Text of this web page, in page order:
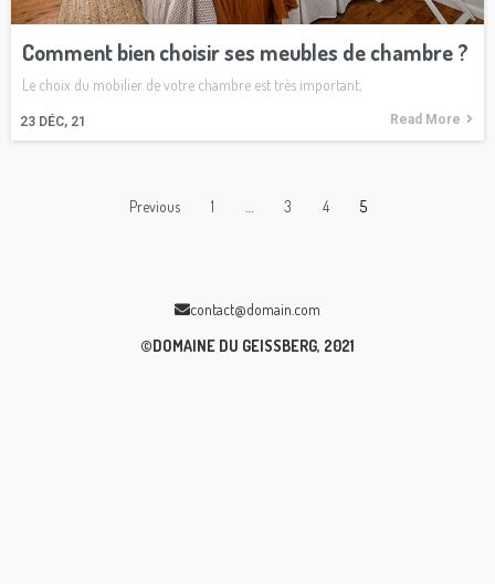
Comment bien choisir ses meubles de chambre ?
23 DÉC, 21
Le choix du mobilier de votre chambre est très important,
Read More
Previous 1 3 4 5
contact@domain.com
©DOMAINE DU GEISSBERG, 2021